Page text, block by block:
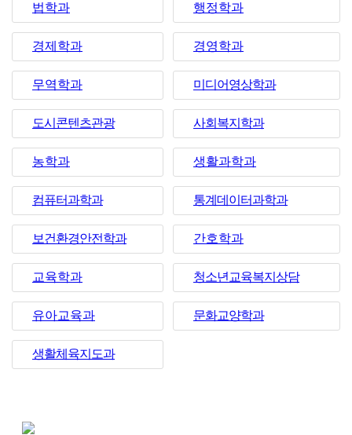
법학과 행정학과
경제학과 경영학과
무역학과 미디어영상학과
도시콘텐츠관광 사회복지학과
농학과 생활과학과
컴퓨터과학과 통계데이터과학과
보건환경안전학과 간호학과
교육학과 청소년교육복지상담
유아교육과 문화교양학과
생활체육지도과